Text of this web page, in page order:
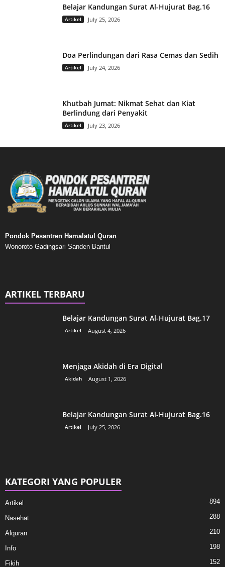
Belajar Kandungan Surat Al-Hujurat Bag.16
Artikel July 25, 2026
Doa Perlindungan dari Rasa Cemas dan Sedih
Artikel July 24, 2026
Khutbah Jumat: Nikmat Sehat dan Kiat
Berlindung dari Penyakit
Artikel July 23, 2026
Pondok Pesantren Hamalatul Quran
Wonoroto Gadingsari Sanden Bantul
ARTIKEL TERBARU
Belajar Kandungan Surat Al-Hujurat Bag.17
Artikel August 4, 2026
Menjaga Akidah di Era Digital
Akidah August 1, 2026
Belajar Kandungan Surat Al-Hujurat Bag.16
Artikel July 25, 2026
KATEGORI YANG POPULER
Artikel 894
Nasehat 288
Alquran 210
Info 198
Fikih 152